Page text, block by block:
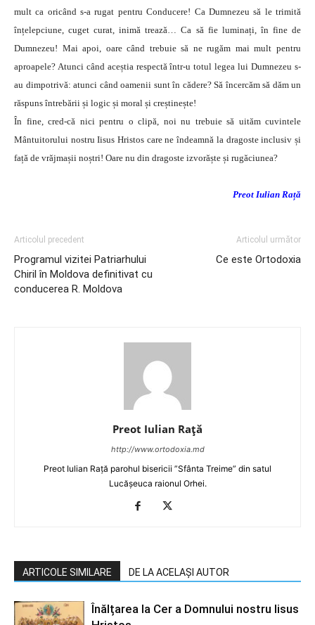
mult ca oricând s-a rugat pentru Conducere! Ca Dumnezeu să le trimită
înțelepciune, cuget curat, inimă trează… Ca să fie luminați, în fine de
Dumnezeu! Mai apoi, oare când trebuie să ne rugăm mai mult pentru
aproapele? Atunci când aceștia respectă într-u totul legea lui Dumnezeu s-
au dimpotrivă: atunci când oamenii sunt în cădere? Să încercăm să dăm un
răspuns întrebării și logic și moral și creștinește!
În fine, cred-că nici pentru o clipă, noi nu trebuie să uităm cuvintele
Mântuitorului nostru Iisus Hristos care ne îndeamnă la dragoste inclusiv și
față de vrăjmașii noștri! Oare nu din dragoste izvorăște și rugăciunea?
Preot Iulian Rață
Articolul precedent
Programul vizitei Patriarhului
Chiril în Moldova definitivat cu
conducerea R. Moldova
Articolul următor
Ce este Ortodoxia
Preot Iulian Raţă
http://www.ortodoxia.md
Preot Iulian Rață parohul bisericii ”Sfânta Treime” din satul
Lucășeuca raionul Orhei.
ARTICOLE SIMILARE DE LA ACELAȘI AUTOR
Înălțarea la Cer a Domnului nostru Iisus